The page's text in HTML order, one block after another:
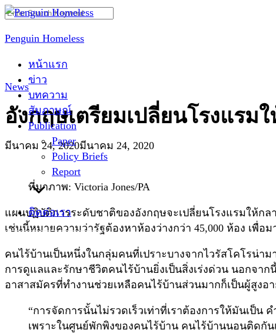
Skip
content
Penguin Homeless
หน้าแรก
ข่าว
บทความ
สัมภาษณ์
Publication
Paper
Policy Briefs
Report
ติดต่อเรา
Search
News
อังกฤษเตรียมเปลี่ยนโรงแรม
มีนาคม 24, 2020มีนาคม 24, 2020
ที่มาภาพ: Victoria Jones/PA
แผนปฏิบัติการระดับชาติของอังกฤษจะเปลี่ยนโรงแรมให้ก
เช่นนี้หมายความว่ารัฐต้องหาห้องว่างกว่า 45,000 ห้อง เพื่
คนไร้บ้านเป็นหนึ่งในกลุ่มคนที่เปราะบางจากไวรัสโคโรน่
การดูแลและรักษาชีวิตคนไร้บ้านยิ่งเป็นสิ่งเร่งด่วน นอกจา
อาสาสมัครที่ทำงานช่วยเหลือคนไร้บ้านส่วนมากก็เป็นผู้สูง
“การจัดการนั้นไม่รวดเร็วเท่าที่เราต้องการให้มันเป็
เพราะในศูนย์พักพิงของคนไร้บ้าน คนไร้บ้านนอนติดกัน